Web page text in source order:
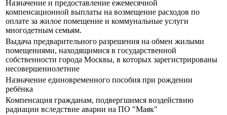
Назначение и предоставление ежемесячной
компенсационной выплаты на возмещение расходов по
оплате за жилое помещение и коммунальные услуги
многодетным семьям.
Выдача предварительного разрешения на обмен жилыми
помещениями, находящимися в государственной
собственности города Москвы, в которых зарегистрированы
несовершеннолетние
Назначение единовременного пособия при рождении
ребёнка
Компенсация гражданам, подвергшимся воздействию
радиации вследствие аварии на ПО "Маяк"